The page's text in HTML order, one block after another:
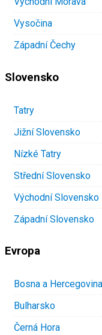
Vysočina
Západní Čechy
Slovensko
Tatry
Jižní Slovensko
Nízké Tatry
Střední Slovensko
Východní Slovensko
Západní Slovensko
Evropa
Bosna a Hercegovina
Bulharsko
Černá Hora